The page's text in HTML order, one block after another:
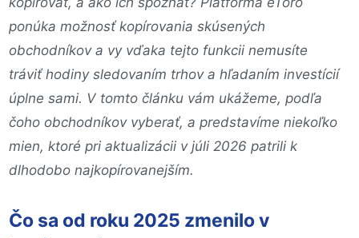
ponúka možnosť kopírovania skúsených
obchodníkov a vy vďaka tejto funkcii nemusíte
tráviť hodiny sledovaním trhov a hľadaním investícií
úplne sami. V tomto článku vám ukážeme, podľa
čoho obchodníkov vyberať, a predstavíme niekoľko
mien, ktoré pri aktualizácii v júli 2026 patrili k
dlhodobo najkopírovanejším.
Čo sa od roku 2025 zmenilo v